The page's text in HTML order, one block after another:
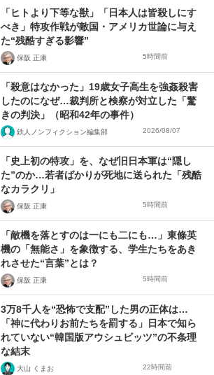
「ヒトより下等な獣」「日本人は皆殺しにす
べき」特攻作戦が敵国・アメリカ世論に与え
た“残酷すぎる影響”
保阪 正康 5時間前
「殺意はなかった」19歳女子高生を強姦殺害
したのになぜ…裁判所と検察が対立した「驚
きの判決」（昭和42年の事件）
鉄人ノンフィクション編集部 2026/08/07
「史上初の特攻」を、なぜ旧日本軍は“隠し
た”のか…若者ばかりが死地に送られた「残酷
なカラクリ」
保阪 正康 5時間前
「敵機を落とすのは一にも二にも…」東條英
機の「無能さ」を象徴する、学生たちをあき
れさせた“言葉”とは？
保阪 正康 5時間前
3万8千人を“恐怖で支配”した男の正体は…
「神に代わりお前たちを罰する」日本で知ら
れていない“韓国版アウシュビッツ”の不条理
な結末
大山 くまお 22時間前